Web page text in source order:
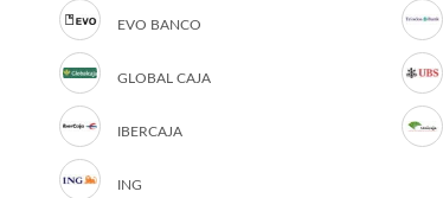
EVO BANCO
GLOBAL CAJA
IBERCAJA
ING